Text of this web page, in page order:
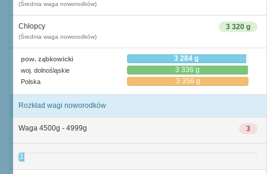
(Średnia waga noworodków)
3 320 g
Chłopcy
(Średnia waga noworodków)
pow. ząbkowicki 3 284 g
woj. dolnośląskie 3 336 g
Polska 3 356 g
Rozkład wagi noworodków
3
Waga 4500g - 4999g
3